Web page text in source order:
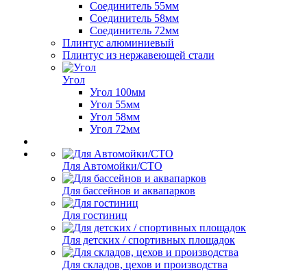
Соединитель 55мм
Соединитель 58мм
Соединитель 72мм
Плинтус алюминиевый
Плинтус из нержавеющей стали
Угол
Угол 100мм
Угол 55мм
Угол 58мм
Угол 72мм
Для Автомойки/СТО
Для бассейнов и аквапарков
Для гостиниц
Для детских / спортивных площадок
Для складов, цехов и производства